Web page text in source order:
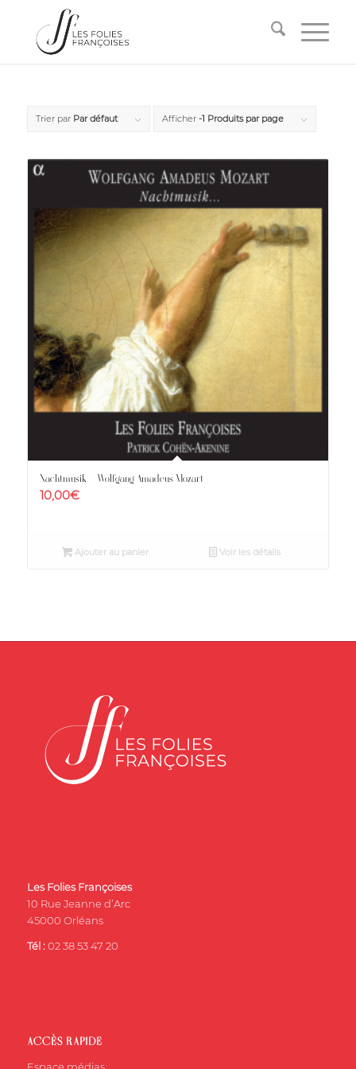
Trier par Par défaut Afficher -1 Produits par page
Nachtmusik – Wolfgang Amadeus Mozart
10,00€
Ajouter au panier Voir les détails
Les Folies Françoises
10 Rue Jeanne d’Arc
45000 Orléans
Tél : 02 38 53 47 20
ACCÈS RAPIDE